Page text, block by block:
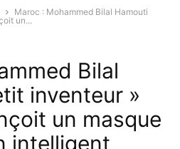
Maroc : Mohammed Bilal Hamouti
un...
Bilal
inventeur »
un masque
intelligent